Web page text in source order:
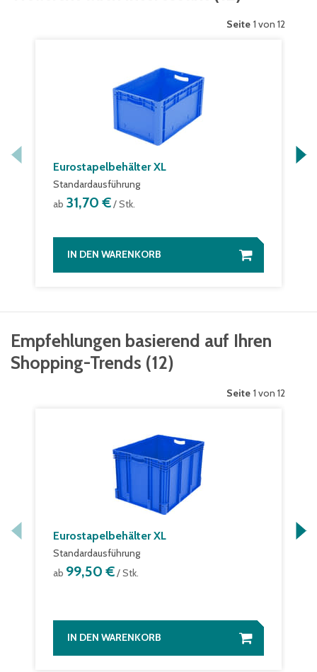
Seite 1 von 12
Eurostapelbehälter XL
Standardausführung
ab 31,70 €/ Stk.
IN DEN WARENKORB
Empfehlungen basierend auf Ihren
Shopping-Trends (12)
Seite 1 von 12
Eurostapelbehälter XL
Standardausführung
ab 99,50 €/ Stk.
IN DEN WARENKORB